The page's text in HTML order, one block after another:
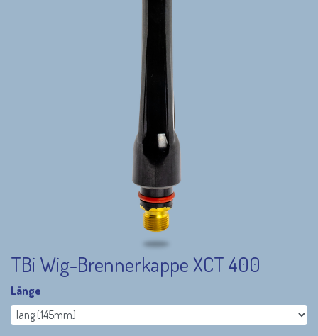
TBi Wig-Brennerkappe XCT 400
Länge